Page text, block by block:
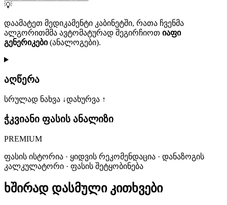
💡
დაამატეთ მედიკამენტი კაბინეტში, რათა ჩვენმა
ალგორითმმა ავტომატურად შეგირჩიოთ იაფი
გენერიკები(ანალოგები).
აღწერა
სრულად ნახვა ↓დახურვა ↑
ჭკვიანი ფასის ანალიზი
PREMIUM
ფასის ისტორია · ყიდვის რეკომენდაცია · დანაზოგის
კალკულატორი · ფასის შეტყობინება
ხშირად დასმული კითხვები